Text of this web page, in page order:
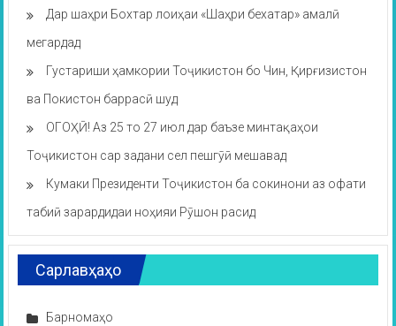
Дар шаҳри Бохтар лоиҳаи «Шаҳри бехатар» амалӣ
мегардад
Густариши ҳамкории Тоҷикистон бо Чин, Қирғизистон
ва Покистон баррасӣ шуд
ОГОҲӢ! Аз 25 то 27 июл дар баъзе минтақаҳои
Тоҷикистон сар задани сел пешгӯӣ мешавад
Кумаки Президенти Тоҷикистон ба сокинони аз офати
табиӣ зарардидаи ноҳияи Рӯшон расид
Сарлавҳаҳо
Барномаҳо